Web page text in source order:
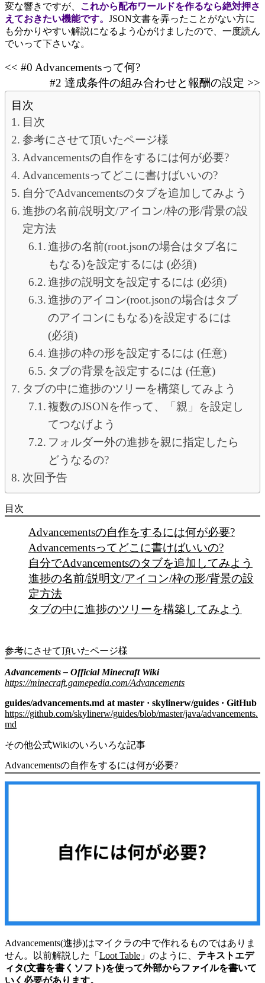
変な響きですが、 これから配布ワールドを作るなら絶対押さ
えておきたい機能です。 JSON文書を弄ったことがない方に
も分かりやすい解説になるよう心がけましたので、一度読ん
でいって下さいな。
<< #0 Advancementsって何?
#2 達成条件の組み合わせと報酬の設定 >>
目次
目次
参考にさせて頂いたページ様
Advancementsの自作をするには何が必要?
Advancementsってどこに書けばいいの?
自分でAdvancementsのタブを追加してみよう
進捗の名前/説明文/アイコン/枠の形/背景の設
定方法
進捗の名前(root.jsonの場合はタブ名に
もなる)を設定するには (必須)
進捗の説明文を設定するには (必須)
進捗のアイコン(root.jsonの場合はタブ
のアイコンにもなる)を設定するには
(必須)
進捗の枠の形を設定するには (任意)
タブの背景を設定するには (任意)
タブの中に進捗のツリーを構築してみよう
複数のJSONを作って、「親」を設定し
てつなげよう
フォルダー外の進捗を親に指定したら
どうなるの?
次回予告
目次
Advancementsの自作をするには何が必要?
Advancementsってどこに書けばいいの?
自分でAdvancementsのタブを追加してみよう
進捗の名前/説明文/アイコン/枠の形/背景の設
定方法
タブの中に進捗のツリーを構築してみよう
参考にさせて頂いたページ様
Advancements – Official Minecraft Wiki
https://minecraft.gamepedia.com/Advancements
guides/advancements.md at master · skylinerw/guides · GitHub
https://github.com/skylinerw/guides/blob/master/java/advancements.
md
その他公式Wikiのいろいろな記事
Advancementsの自作をするには何が必要?
Advancements(進捗)はマイクラの中で作れるものではありま
せん。以前解説した「 Loot Table 」のように、 テキストエデ
ィタ(文書を書くソフト)を使って外部からファイルを書いて
いく必要があります。